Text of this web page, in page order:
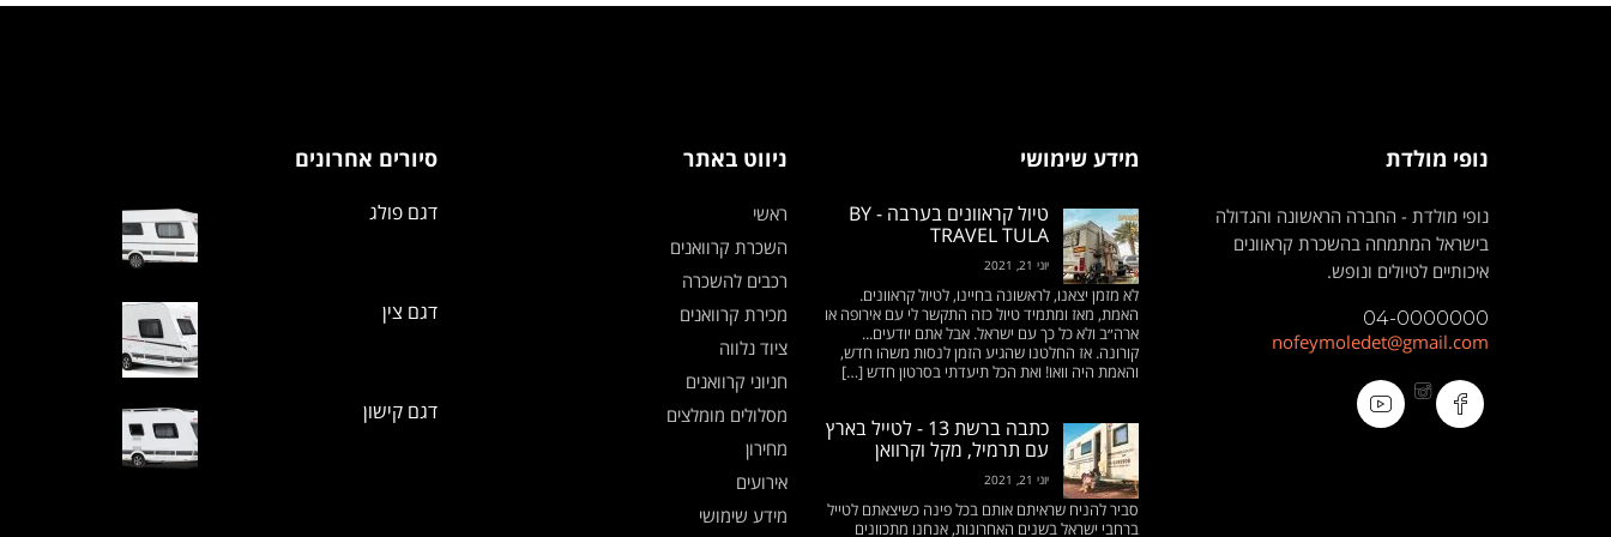
נופי מולדת
נופי מולדת - החברה הראשונה והגדולה
בישראל המתמחה בהשכרת קראוונים
איכותיים לטיולים ונופש.
04-0000000
nofeymoledet@gmail.com
מידע שימושי
טיול קראוונים בערבה - BY
TRAVEL TULA
יוני 21, 2021
לא מזמן יצאנו, לראשונה בחיינו, לטיול קראוונים.
האמת, מאז ומתמיד טיול כזה התקשר לי עם אירופה או
ארה״ב ולא כל כך עם ישראל. אבל אתם יודעים...
קורונה. אז החלטנו שהגיע הזמן לנסות משהו חדש,
והאמת היה וואו! ואת הכל תיעדתי בסרטון חדש […]
כתבה ברשת 13 - לטייל בארץ
עם תרמיל, מקל וקרוואן
יוני 21, 2021
סביר להניח שראיתם אותם בכל פינה כשיצאתם לטייל
ברחבי ישראל בשנים האחרונות, אנחנו מתכוונים
ניווט באתר
ראשי
השכרת קרוואנים
רכבים להשכרה
מכירת קרוואנים
ציוד נלווה
חניוני קרוואנים
מסלולים מומלצים
מחירון
אירועים
מידע שימושי
סיורים אחרונים
דגם פולג
דגם צין
דגם קישון